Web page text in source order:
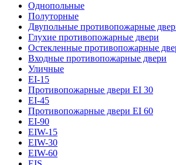
Однопольные
Полуторные
Двупольные противопожарные
Глухие противопожарные двери
Остекленные противопожарные
Входные противопожарные двери
Уличные
EI-15
Противопожарные двери EI 30
EI-45
Противопожарные двери EI 60
EI-90
EIW-15
EIW-30
EIW-60